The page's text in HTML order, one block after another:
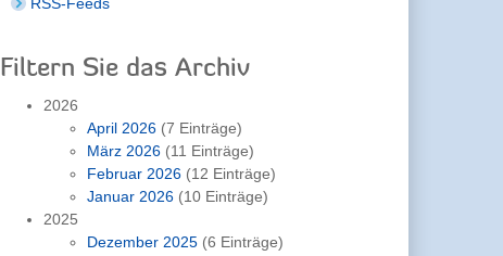
Filtern Sie das Archiv
2026
April 2026 (7 Einträge)
März 2026 (11 Einträge)
Februar 2026 (12 Einträge)
Januar 2026 (10 Einträge)
2025
Dezember 2025 (6 Einträge)